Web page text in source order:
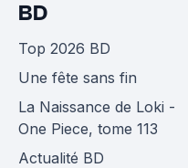
BD
Top 2026 BD
Une fête sans fin
La Naissance de Loki -
One Piece, tome 113
Actualité BD